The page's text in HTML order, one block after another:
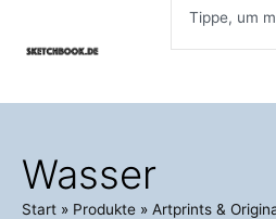
springen
Wasser
Start Produkte Artprints &